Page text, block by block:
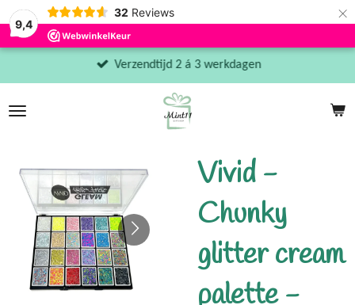
9,4
32 Reviews ×
Verzendtijd 2 á 3 werkdagen
Vivid -
Chunky
glitter cream
palette -